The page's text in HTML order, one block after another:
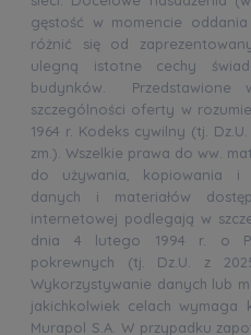
gęstość w momencie
różnić się od
ulegną istotne cechy
budynków. Przedstawione
szczególności oferty w
1964 r. Kodeks cywilny (tj.
zm.). Wszelkie prawa do ww.
do używania, kopiowania i
danych i materiałów
internetowej podlegają w
dnia 4 lutego 1994 r. o
pokrewnych (tj. Dz.U. z
Wykorzystywanie danych lub
jakichkolwiek celach wymaga
Murapol S.A. W przypadku